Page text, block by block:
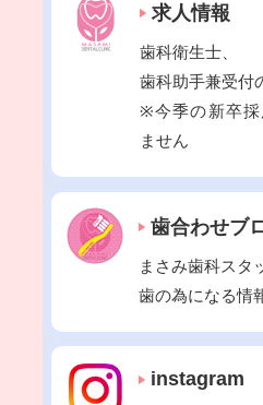
2022年08月
2022年07月
2022年06月
2022年03月
2022年02月
2022年01月
2021年12月
2021年11月
2021年10月
2021年09月
求人情報
歯科衛生士、
歯科助手兼受付
※今季の新卒採
ません
歯合わせブ
まさみ歯科スタ
歯の為になる情
instagram